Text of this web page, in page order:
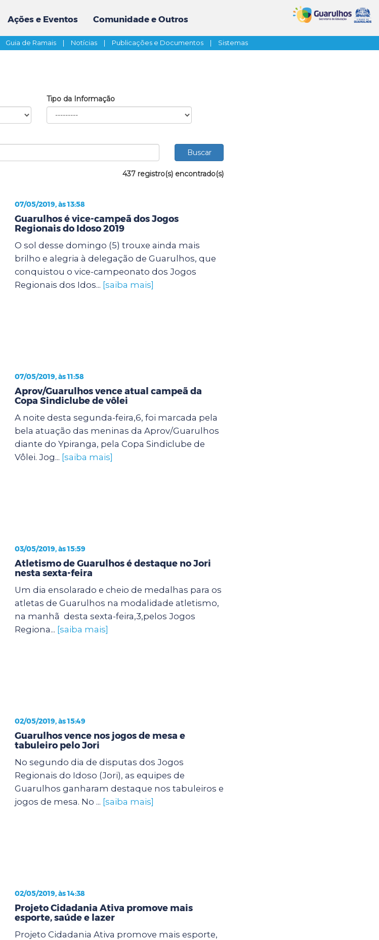
Ações e Eventos Comunidade e Outros
Guia de Ramais | Notícias | Publicações e Documentos | Sistemas
Tipo da Informação
437 registro(s) encontrado(s)
07/05/2019, às 13:58
Guarulhos é vice-campeã dos Jogos
Regionais do Idoso 2019
O sol desse domingo (5) trouxe ainda mais
brilho e alegria à delegação de Guarulhos, que
conquistou o vice-campeonato dos Jogos
Regionais dos Idos... [saiba mais]
07/05/2019, às 11:58
Aprov/Guarulhos vence atual campeã da
Copa Sindiclube de vôlei
A noite desta segunda-feira,6, foi marcada pela
bela atuação das meninas da Aprov/Guarulhos
diante do Ypiranga, pela Copa Sindiclube de
Vôlei. Jog... [saiba mais]
03/05/2019, às 15:59
Atletismo de Guarulhos é destaque no Jori
nesta sexta-feira
Um dia ensolarado e cheio de medalhas para os
atletas de Guarulhos na modalidade atletismo,
na manhã desta sexta-feira,3,pelos Jogos
Regiona... [saiba mais]
02/05/2019, às 15:49
Guarulhos vence nos jogos de mesa e
tabuleiro pelo Jori
No segundo dia de disputas dos Jogos
Regionais do Idoso (Jori), as equipes de
Guarulhos ganharam destaque nos tabuleiros e
jogos de mesa. No ... [saiba mais]
02/05/2019, às 14:38
Projeto Cidadania Ativa promove mais
esporte, saúde e lazer
Projeto Cidadania Ativa promove mais esporte,